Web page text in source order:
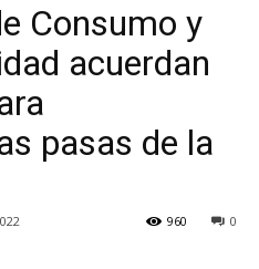
Consumo y
acuerdan
pasas de la
0
960